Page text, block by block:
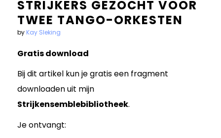
STRIJKERS GEZOCHT VOOR
TWEE TANGO-ORKESTEN
by Kay Sleking
Gratis download
Bij dit artikel kun je gratis een fragment
downloaden uit mijn
Strijkensemblebibliotheek.
Je ontvangt: